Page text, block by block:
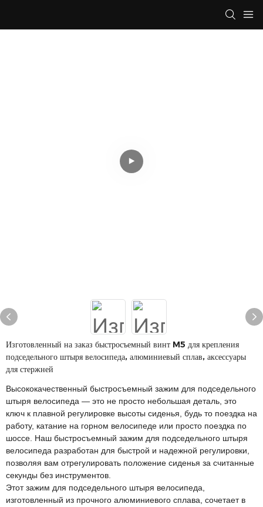
Изготовленный на заказ быстросъемный винт M5 для крепления
подседельного штыря велосипеда, алюминиевый сплав, аксессуары
для стержней
Высококачественный быстросъемный зажим для подседельного
штыря велосипеда — это не просто небольшая деталь, это
ключ к плавной регулировке высоты сиденья, будь то поездка на
работу, катание на горном велосипеде или просто поездка по
шоссе. Наш быстросъемный зажим для подседельного штыря
велосипеда разработан для быстрой и надежной регулировки,
позволяя вам отрегулировать положение сиденья за считанные
секунды без инструментов.
Этот зажим для подседельного штыря велосипеда,
изготовленный из прочного алюминиевого сплава, сочетает в